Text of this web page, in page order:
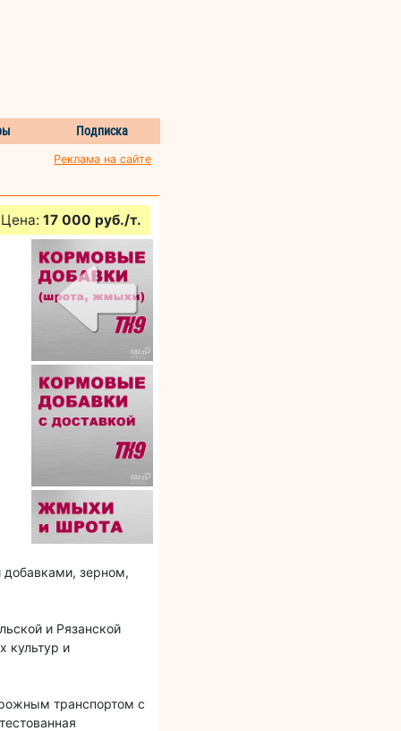
Подписка
Реклама на сайте
Цена: 17 000 руб./т.
добавками, зерном,
и Рязанской
культур и
транспортом с